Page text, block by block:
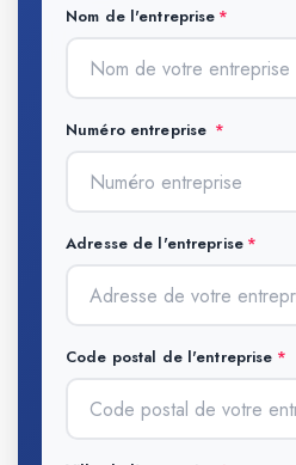
Nom de l'entreprise
Numéro entreprise
Adresse de l'entreprise
Code postal de l'entreprise